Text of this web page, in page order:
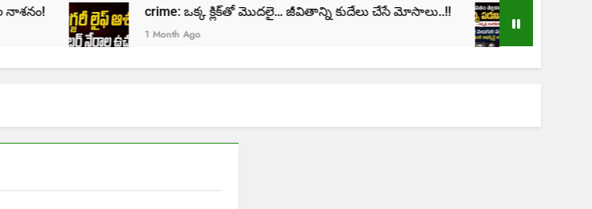
crime: ఒక్క క్లిక్‌తో మొదలై… జీవితాన్ని కుదేలు చేసే మోసాలు..!!
1 Month Ago
cinima: “నా జీవితం
1 Month Ago